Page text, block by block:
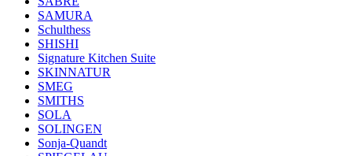
SAMURA
Schulthess
SHISHI
Signature Kitchen Suite
SKINNATUR
SMEG
SMITHS
SOLA
SOLINGEN
Sonja-Quandt